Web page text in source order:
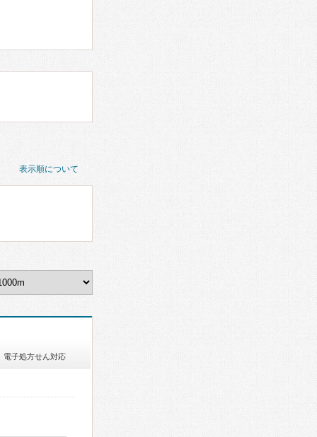
表示順について
電子処方せん対応